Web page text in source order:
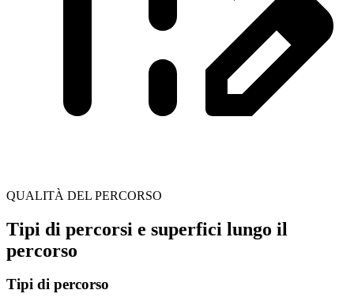
QUALITÀ DEL PERCORSO
Tipi di percorsi e superfici lungo il
percorso
Tipi di percorso